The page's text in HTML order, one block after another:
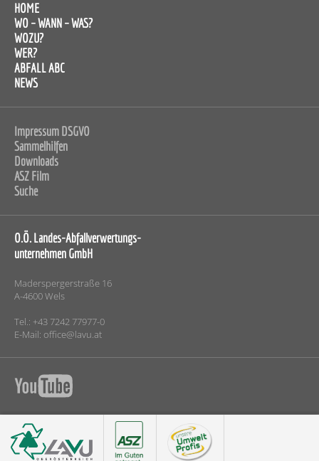
HOME
WO – WANN – WAS?
WOZU?
WER?
ABFALL ABC
NEWS
Impressum DSGVO
Sammelhilfen
Downloads
ASZ Film
Suche
O.Ö. Landes-Abfallverwertungs-
unternehmen GmbH
Maderspergerstraße 16
A-4600 Wels
Tel.: +43 7242 77977-0
E-Mail: office@lavu.at